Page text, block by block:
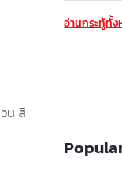
น สี
อ่านกระทู้ทั้